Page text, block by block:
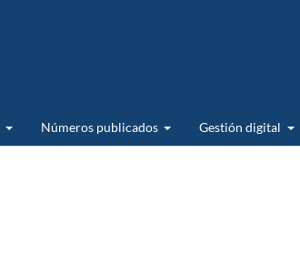
Números publicados Gestión digital